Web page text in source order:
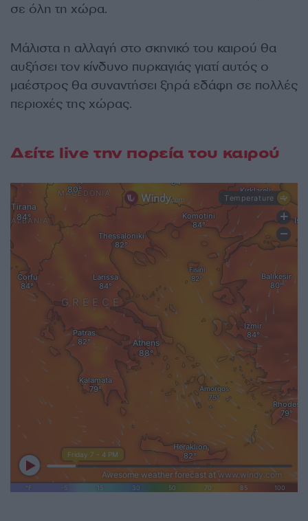
σε όλη τη χώρα.
Μάλιστα η αλλαγή στο σκηνικό του καιρού θα
αυξήσει τον κίνδυνο πυρκαγιάς γιατί αυτός ο
μαέστρος θα συναντήσει ξηρά εδάφη σε πολλές
περιοχές της χώρας.
Δείτε live την πορεία του καιρού